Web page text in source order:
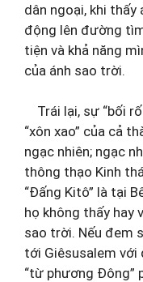
dân ngoại, khi thấy
động lên đường
tiện và khả năng
của ánh sao trời.
Trái lại, sự “bối
“xôn xao” của cả
ngạc nhiên; ngạc
thông thạo Kinh
“Đấng Kitô” là tại
họ không thấy hay
sao trời. Nếu đem
tới Giêsusalem
“từ phương Đông”